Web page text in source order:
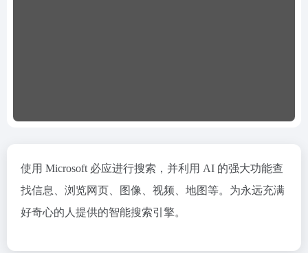
使用 Microsoft 必应进行搜索，并利用 AI 的强大功能查
找信息、浏览网页、图像、视频、地图等。为永远充满
好奇心的人提供的智能搜索引擎。